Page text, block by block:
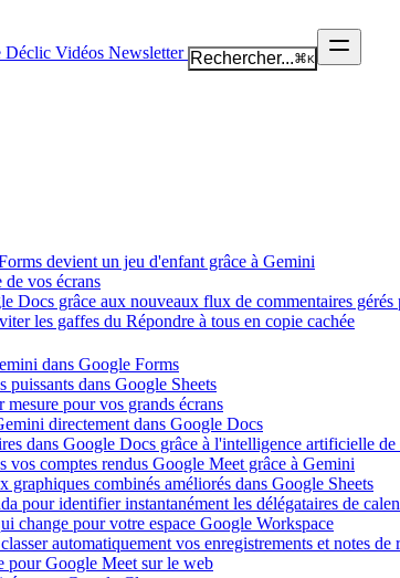
Déclic Vidéos Newsletter Rechercher...⌘K
devient un jeu d'enfant grâce à Gemini
vos écrans
Docs grâce aux nouveaux flux de commentaires gérés
les gaffes du Répondre à tous en copie cachée
dans Google Forms
puissants dans Google Sheets
pour vos grands écrans
directement dans Google Docs
dans Google Docs grâce à l'intelligence artificielle
vos comptes rendus Google Meet grâce à Gemini
graphiques combinés améliorés dans Google Sheets
pour identifier instantanément les délégataires de
change pour votre espace Google Workspace
automatiquement vos enregistrements et notes de
pour Google Meet sur le web